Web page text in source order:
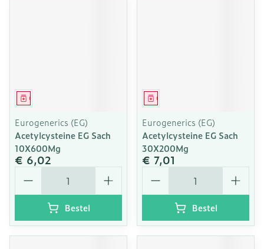
Geneesmiddel
Eurogenerics (EG)
Acetylcysteine EG Sach
10X600Mg
€ 6,02
Aantal
Bestel
Geneesmiddel
Eurogenerics (EG)
Acetylcysteine EG Sach
30X200Mg
€ 7,01
Aantal
Bestel